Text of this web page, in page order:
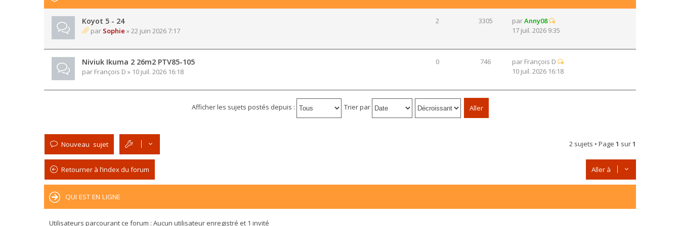
Koyot 5 - 24
par Sophie » 22 juin 2026 7:17
2 3305 parAnny08
17 juil. 2026 9:35
Niviuk Ikuma 2 26m2 PTV85-105
par François D » 10 juil. 2026 16:18
0 746 par François D
10 juil. 2026 16:18
Afficher les sujets postés depuis : Trier par
Nouveau sujet 2 sujets • Page 1 sur1
Retourner à l’index du forum Aller à
QUI EST EN LIGNE
Utilisateurs parcourant ce forum : Aucun utilisateur enregistré et 1 invité